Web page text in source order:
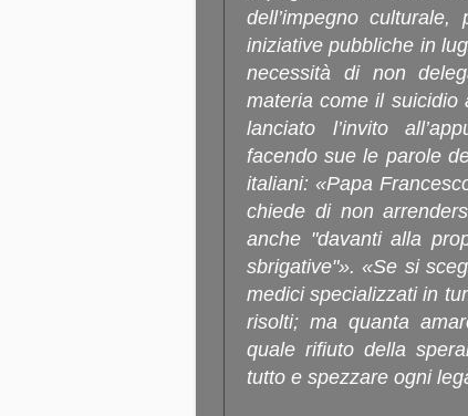
dell’impegno
iniziative pubbliche in
necessità di non
materia come il suicidio
lanciato l’invito
facendo sue le parole
italiani: «Papa
chiede di non
anche "davanti alla
sbrigative"». «Se si
medici specializzati in
risolti; ma quanta
quale rifiuto della
tutto e spezzare ogni